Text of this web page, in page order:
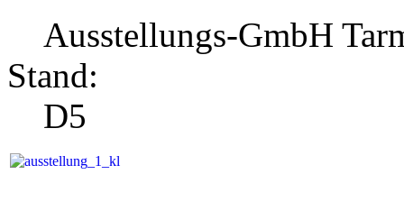
Ausstellungs-GmbH
Stand:
D5